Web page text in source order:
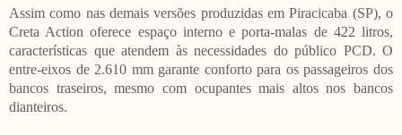
Assim como nas demais versões produzidas em Piracicaba (SP), o
Creta Action oferece espaço interno e porta-malas de 422 litros,
características que atendem às necessidades do público PCD. O
entre-eixos de 2.610 mm garante conforto para os passageiros dos
bancos traseiros, mesmo com ocupantes mais altos nos bancos
dianteiros.